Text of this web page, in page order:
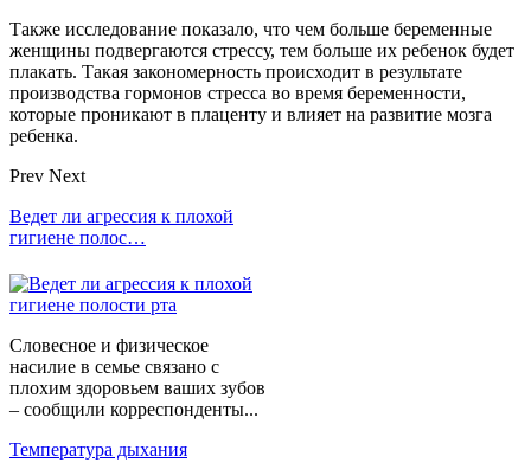
Также исследование показало, что чем больше беременные
женщины подвергаются стрессу, тем больше их ребенок будет
плакать. Такая закономерность происходит в результате
производства гормонов стресса во время беременности,
которые проникают в плаценту и влияет на развитие мозга
ребенка.
Prev Next
Ведет ли агрессия к плохой
гигиене полос…
Словесное и физическое
насилие в семье связано с
плохим здоровьем ваших зубов
– сообщили корреспонденты...
Температура дыхания